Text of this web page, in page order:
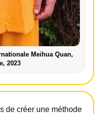
Meihua Quan,
2023
de créer une méthode